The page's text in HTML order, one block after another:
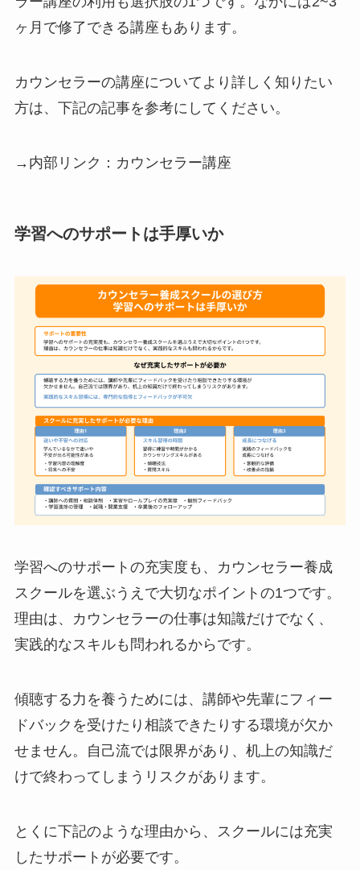
ヶ月で修了できる講座もあります。
カウンセラーの講座についてより詳しく知りたい
方は、下記の記事を参考にしてください。
→内部リンク：カウンセラー講座
学習へのサポートは手厚いか
学習へのサポートの充実度も、カウンセラー養成
スクールを選ぶうえで大切なポイントの1つです。
理由は、カウンセラーの仕事は知識だけでなく、
実践的なスキルも問われるからです。
傾聴する力を養うためには、講師や先輩にフィー
ドバックを受けたり相談できたりする環境が欠か
せません。自己流では限界があり、机上の知識だ
けで終わってしまうリスクがあります。
とくに下記のような理由から、スクールには充実
したサポートが必要です。